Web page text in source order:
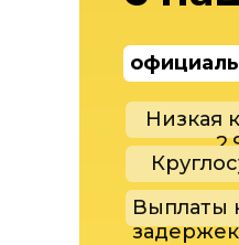
Низкая
Выплаты
задержек